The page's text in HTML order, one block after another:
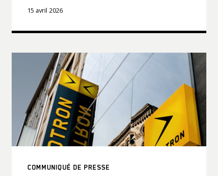
15 avril 2026
COMMUNIQUÉ DE PRESSE